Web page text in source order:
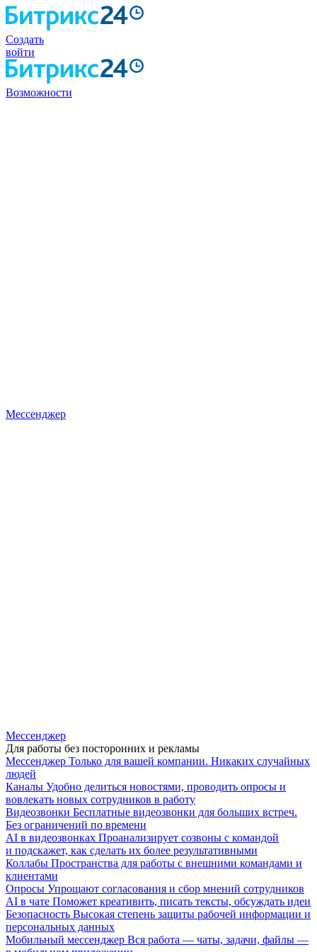
Создать
войти
Возможности
Мессенджер
Мессенджер
Для работы без посторонних и рекламы
Мессенджер Только для вашей компании. Никаких случайных
людей
Каналы Удобно делиться новостями, проводить опросы и
вовлекать новых сотрудников в работу
Видеозвонки Бесплатные видеозвонки для больших встреч.
Без ограничений по времени
AI в видеозвонках Проанализирует созвоны с командой
и подскажет, как сделать их более результативными
Коллабы Пространства для работы с внешними командами и
клиентами
Опросы Упрощают согласования и сбор мнений сотрудников
AI в чате Поможет креативить, писать тексты, обсуждать идеи
Безопасность Высокая степень защиты рабочей информации и
персональных данных
Мобильный мессенджер Вся работа — чаты, задачи, файлы —